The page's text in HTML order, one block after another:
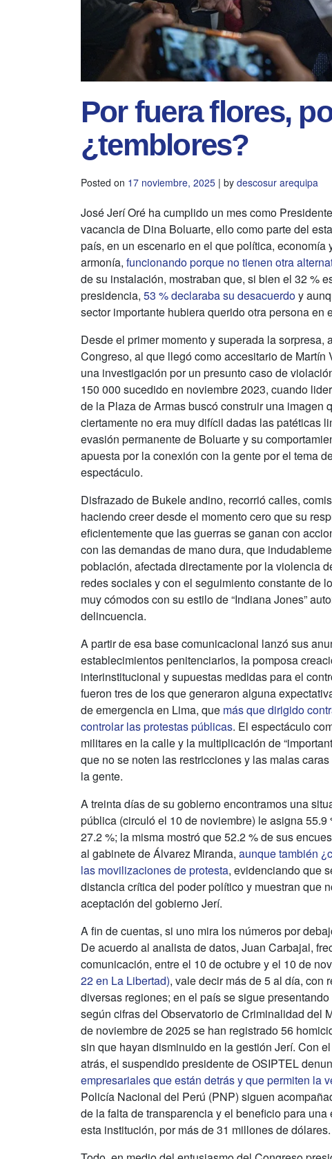
Por fuera flores,
¿temblores?
Posted on 17 noviembre, 2025 | by descosur arequipa
José Jerí Oré ha cumplido un mes como
vacancia de Dina Boluarte, ello como parte del
país, en un escenario en el que política, economía
armonía, funcionando porque no tienen otra
de su instalación, mostraban que, si bien el 32 %
presidencia, 53 % declaraba su desacuerdoy
sector importante hubiera querido otra persona
Desde el primer momento y superada la
Congreso, al que llegó como accesitario de
una investigación por un presunto caso de
150 000 sucedido en noviembre 2023, cuando
de la Plaza de Armas buscó construir una imagen
ciertamente no era muy difícil dadas las patéticas
evasión permanente de Boluarte y su
apuesta por la conexión con la gente por el tema
espectáculo.
Disfrazado de Bukele andino, recorrió calles,
haciendo creer desde el momento cero que su
eficientemente que las guerras se ganan con
con las demandas de mano dura, que
población, afectada directamente por la violencia
redes sociales y con el seguimiento constante de
muy cómodos con su estilo de “Indiana Jones”
delincuencia.
A partir de esa base comunicacional lanzó sus
establecimientos penitenciarios, la pomposa
interinstitucional y supuestas medidas para el
fueron tres de los que generaron alguna
de emergencia en Lima, que más que dirigido
controlar las protestas públicas. El espectáculo
militares en la calle y la multiplicación de
que no se noten las restricciones y las malas
la gente.
A treinta días de su gobierno encontramos una
pública (circuló el 10 de noviembre) le asigna
27.2 %; la misma mostró que 52.2 % de sus
al gabinete de Álvarez Miranda, aunque también
las movilizaciones de protesta, evidenciando que
distancia crítica del poder político y muestran que
aceptación del gobierno Jerí.
A fin de cuentas, si uno mira los números por
De acuerdo al analista de datos, Juan Carbajal,
comunicación, entre el 10 de octubre y el 10 de
22 en La Libertad), vale decir más de 5 al día, con
diversas regiones; en el país se sigue
según cifras del Observatorio de Criminalidad del
de noviembre de 2025 se han registrado 56
sin que hayan disminuido en la gestión Jerí. Con
atrás, el suspendido presidente de OSIPTEL
empresariales que están detrás y que permiten la
Policía Nacional del Perú (PNP) siguen
de la falta de transparencia y el beneficio para
esta institución, por más de 31 millones de dólares.